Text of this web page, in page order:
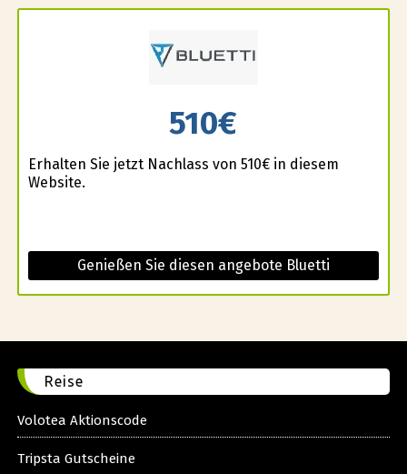
510€
Erhalten Sie jetzt Nachlass von 510€ in diesem
Website.
Genießen Sie diesen angebote Bluetti
Reise
Volotea Aktionscode
Tripsta Gutscheine